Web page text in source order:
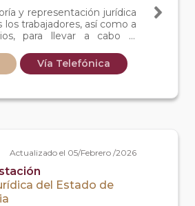
y representación jurídica
trabajadores, así como a
para llevar a cabo la
y cuando no cuente con
Vía Telefónica
Actualizado el 05/Febrero /2026
del Estado de